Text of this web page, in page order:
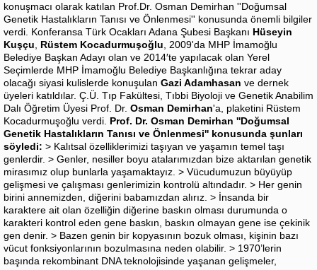
konuşmacı olarak katılan Prof.Dr. Osman Demirhan ''Doğumsal
Genetik Hastalıkların Tanısı ve Önlenmesi'' konusunda önemli bilgiler
verdi. Konferansa Türk Ocakları Adana Şubesi Başkanı Hüseyin
Kuşçu
Rüstem Kocadurmuşoğlu , 2009'da MHP İmamoğlu
Belediye Başkan Adayı olan ve 2014′te yapılacak olan Yerel
Seçimlerde MHP İmamoğlu Belediye Başkanlığına tekrar aday
olacağı siyasi kulislerde konuşulan Gazi Adamhasan ve dernek
üyeleri katıldılar. Ç.Ü. Tıp Fakültesi, Tıbbi Biyoloji ve Genetik Anabilim
Dalı Öğretim Üyesi Prof. Dr. Osman Demirhan'a, plaketini Rüstem
Kocadurmuşoğlu verdi. Prof. Dr. Osman Demirhan ''Doğumsal
Genetik Hastalıkların Tanısı ve Önlenmesi'' konusunda şunları
söyledi: > Kalıtsal özelliklerimizi taşıyan ve yaşamın temel taşı
genlerdir. > Genler, nesiller boyu atalarımızdan bize aktarılan genetik
mirasımız olup bunlarla yaşamaktayız. > Vücudumuzun büyüyüp
gelişmesi ve çalışması genlerimizin kontrolü altındadır. > Her genin
birini annemizden, diğerini babamızdan alırız. > İnsanda bir
karaktere ait olan özelliğin diğerine baskın olması durumunda o
karakteri kontrol eden gene baskın, baskın olmayan gene ise çekinik
gen denir. > Bazen genin bir kopyasının bozuk olması, kişinin bazı
vücut fonksiyonlarının bozulmasına neden olabilir. > 1970’lerin
başında rekombinant DNA teknolojisinde yaşanan gelişmeler,